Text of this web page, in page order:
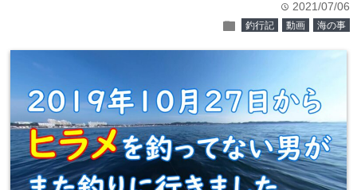
time 2021/07/06
folder 釣行記 動画 海の事